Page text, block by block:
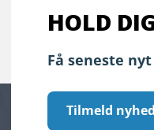
HOLD
Få seneste
Tilmeld